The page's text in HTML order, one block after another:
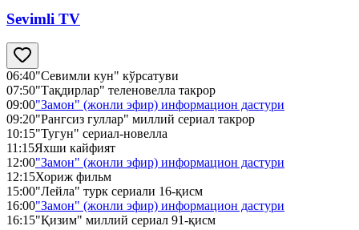
Sevimli TV
06:40"Севимли кун" кўрсатуви
07:50"Тақдирлар" теленовелла такрор
09:00"Замон" (жонли эфир) информацион дастури
09:20"Рангсиз гуллар" миллий сериал такрор
10:15"Тугун" сериал-новелла
11:15Яхши кайфият
12:00"Замон" (жонли эфир) информацион дастури
12:15Хориж фильм
15:00"Лейла" турк сериали 16-қисм
16:00"Замон" (жонли эфир) информацион дастури
16:15"Қизим" миллий сериал 91-қисм